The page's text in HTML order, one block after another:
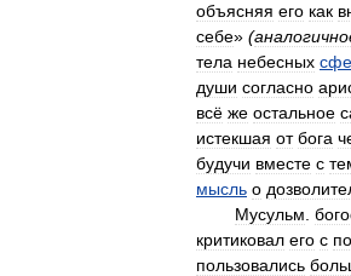
объясняя его как
себе» (
тела небесных
души согласно
всё же остальное
истекшая от бога
будучи вместе с
мысль о
Мусульм
критиковал его с
пользовались